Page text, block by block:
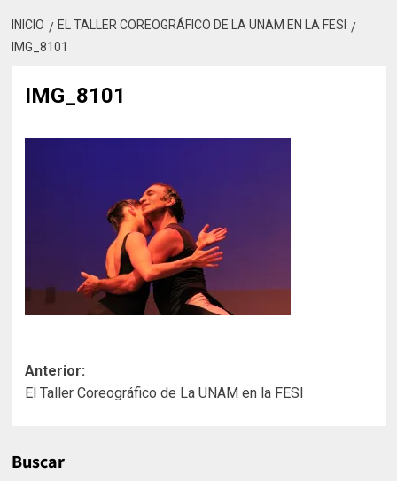
INICIO
EL TALLER COREOGRÁFICO DE LA UNAM EN LA FESI
IMG_8101
IMG_8101
Navegación
de
Anterior:
El Taller Coreográfico de La UNAM en la FESI
Buscar